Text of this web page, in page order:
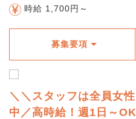
時給 1,700円～
募集要項
＼＼スタッフは全員女
中／高時給！週1日～